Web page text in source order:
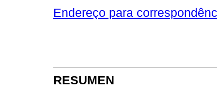
Endereço para
RESUMEN